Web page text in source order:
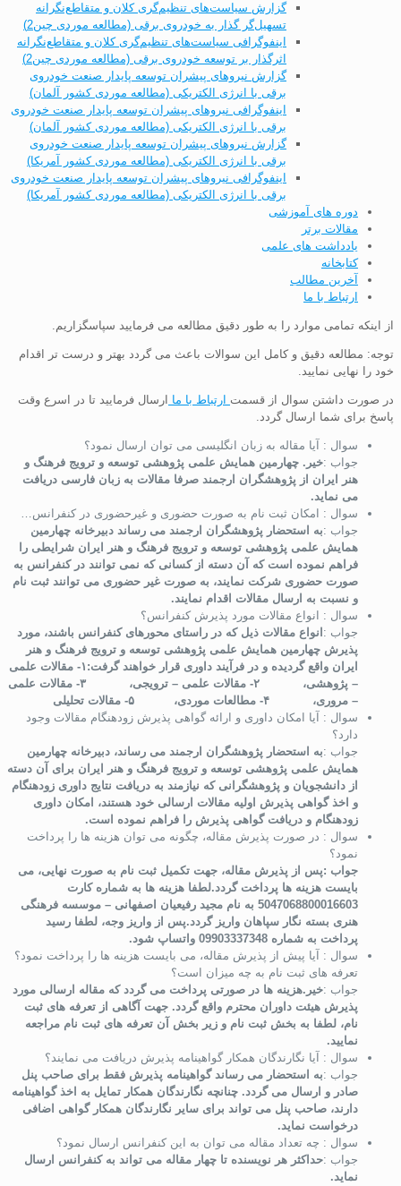
گزارش سیاست‌های تنظیم‌گری کلان و متقاطع‌نگرانه
تسهیل‌گر گذار به خودروی برقی (مطالعه موردی چین2)
اینفوگرافی سیاست‌های تنظیم‌گری کلان و متقاطع‌نگرانه
اثرگذار بر توسعه خودروی برقی (مطالعه موردی چین2)
گزارش نیروهای پیشران توسعه پایدار صنعت خودروی
برقی با انرژی الکتریکی (مطالعه موردی کشور آلمان)
اینفوگرافی نیروهای پیشران توسعه پایدار صنعت خودروی
برقی با انرژی الکتریکی (مطالعه موردی کشور آلمان)
گزارش نیروهای پیشران توسعه پایدار صنعت خودروی
برقی با انرژی الکتریکی (مطالعه موردی کشور آمریکا)
اینفوگرافی نیروهای پیشران توسعه پایدار صنعت خودروی
برقی با انرژی الکتریکی (مطالعه موردی کشور آمریکا)
دوره های آموزشی
مقالات برتر
یادداشت های علمی
کتابخانه
آخرین مطالب
ارتباط با ما
از اینکه تمامی موارد را به طور دقیق مطالعه می فرمایید سپاسگزاریم.
توجه: مطالعه دقیق و کامل این سوالات باعث می گردد بهتر و درست تر اقدام
خود را نهایی نمایید.
در صورت داشتن سوال از قسمت ارتباط با ما ارسال فرمایید تا در اسرع وقت
پاسخ برای شما ارسال گردد.
سوال : آیا مقاله به زبان انگلیسی می توان ارسال نمود؟
جواب :خیر. چهارمین همایش علمی پژوهشی توسعه و ترویج فرهنگ و
هنر ایران از پژوهشگران ارجمند صرفا مقالات به زبان فارسی دریافت
می نماید.
سوال : امکان ثبت نام به صورت حضوری و غیرحضوری در کنفرانس…
جواب :به استحضار پژوهشگران ارجمند می رساند دبیرخانه چهارمین
همایش علمی پژوهشی توسعه و ترویج فرهنگ و هنر ایران شرایطی را
فراهم نموده است که آن دسته از کسانی که نمی توانند در کنفرانس به
صورت حضوری شرکت نمایند، به صورت غیر حضوری می توانند ثبت نام
و نسبت به ارسال مقالات اقدام نمایند.
سوال : انواع مقالات مورد پذیرش کنفرانس؟
جواب : انواع مقالات ذیل که در راستای محورهای کنفرانس باشند، مورد
پذیرش چهارمین همایش علمی پژوهشی توسعه و ترویج فرهنگ و هنر
ایران واقع گردیده و در فرآیند داوری قرار خواهند گرفت:۱- مقالات علمی
– پژوهشی، ۲- مقالات علمی – ترویجی، ۳- مقالات علمی
– مروری، ۴- مطالعات موردی، ۵- مقالات تحلیلی
سوال : آیا امکان داوری و ارائه گواهی پذیرش زودهنگام مقالات وجود
دارد؟
جواب :به استحضار پژوهشگران ارجمند می رساند، دبیرخانه چهارمین
همایش علمی پژوهشی توسعه و ترویج فرهنگ و هنر ایران برای آن دسته
از دانشجویان و پژوهشگرانی که نیازمند به دریافت نتایج داوری زودهنگام
و اخذ گواهی پذیرش اولیه مقالات ارسالی خود هستند، امکان داوری
زودهنگام و دریافت گواهی پذیرش را فراهم نموده است.
سوال : در صورت پذیرش مقاله، چگونه می توان هزینه ها را پرداخت
نمود؟
جواب :پس از پذیرش مقاله، جهت تکمیل ثبت نام به صورت نهایی، می
بایست هزینه ها پرداخت گردد.لطفا هزینه ها به شماره کارت
5047068800016603 به نام مجید رفیعیان اصفهانی – موسسه فرهنگی
هنری بسته نگار سپاهان واریز گردد.پس از واریز وجه، لطفا رسید
پرداخت به شماره 09903337348 واتساپ شود.
سوال : آیا پیش از پذیرش مقاله، می بایست هزینه ها را پرداخت نمود؟
تعرفه های ثبت نام به چه میزان است؟
جواب :خیر.هزینه ها در صورتی پرداخت می گردد که مقاله ارسالی مورد
پذیرش هیئت داوران محترم واقع گردد. جهت آگاهی از تعرفه های ثبت
نام، لطفا به بخش ثبت نام و زیر بخش آن تعرفه های ثبت نام مراجعه
نمایید.
سوال : آیا نگارندگان همکار گواهینامه پذیرش دریافت می نمایند؟
جواب :به استحضار می رساند گواهینامه پذیرش فقط برای صاحب پنل
صادر و ارسال می گردد. چنانچه نگارندگان همکار تمایل به اخذ گواهینامه
دارند، صاحب پنل می تواند برای سایر نگارندگان همکار گواهی اضافی
درخواست نماید.
سوال : چه تعداد مقاله می توان به این کنفرانس ارسال نمود؟
جواب :حداکثر هر نویسنده تا چهار مقاله می تواند به کنفرانس ارسال
نماید.